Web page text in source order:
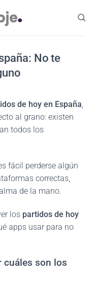
No te
de hoy en España,
al grano: existen
todos los
fácil perderse algún
correctas,
de la mano.
los partidos de hoy
apps usar para no
cuáles son los